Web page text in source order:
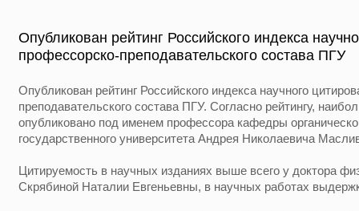
Опубликован рейтинг Российского индекса
профессорско-преподавательского состава ПГУ
Опубликован рейтинг Российского индекса научного
преподавательского состава ПГУ. Согласно рейтингу,
опубликовано под именем профессора кафедры
государственного университета Андрея Николаевича
Цитируемость в научных изданиях выше всего у доктора
Скрябиной Наталии Евгеньевны, в научных работах